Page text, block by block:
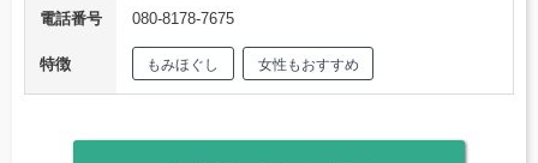
電話番号
080-8178-7675
特徴 もみほぐし 女性もおすすめ